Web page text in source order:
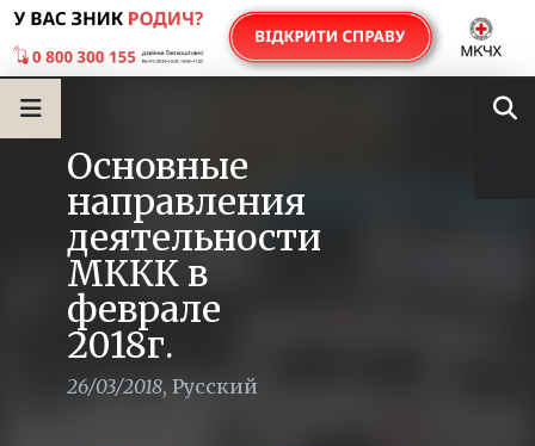
Основные
направления
деятельности
МККК в
феврале
2018г.
26/03/2018, Русский